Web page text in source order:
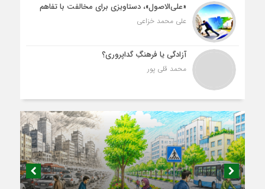
«علی‌الاصول»، دستاویزی برای مخالفت با تفاهم
علی محمد خزاعی
آزادگی یا فرهنگِ گداپروری؟
محمد قلی پور